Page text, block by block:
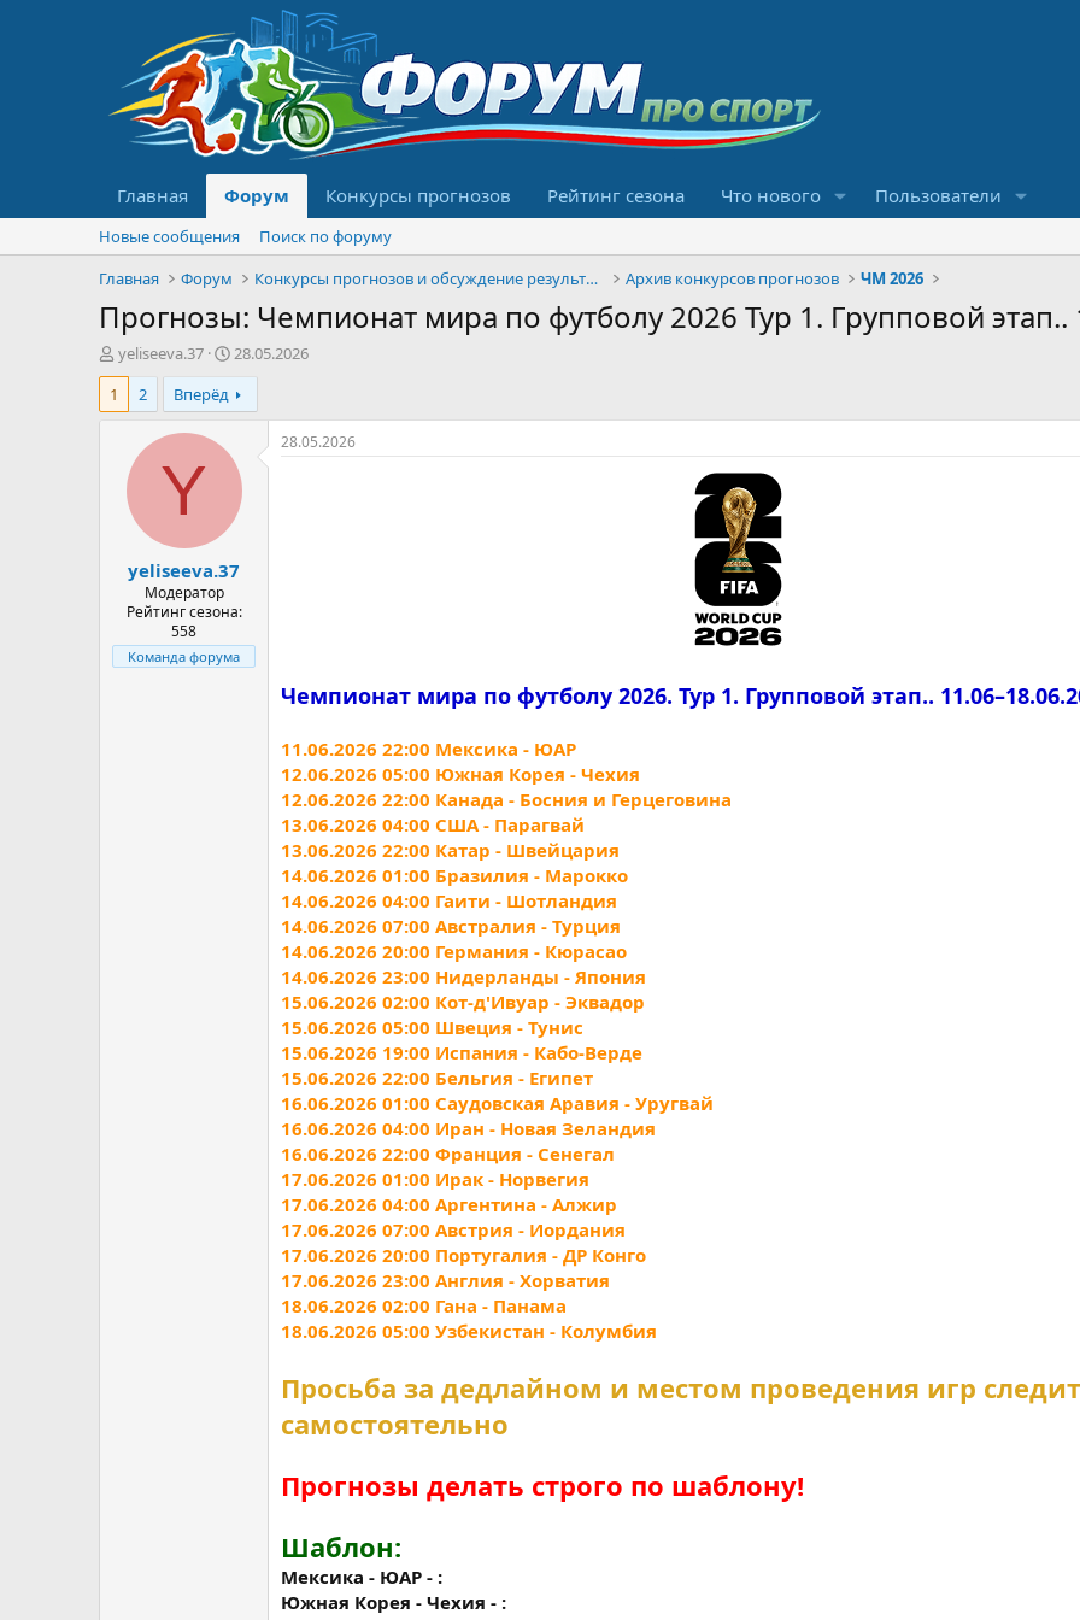
Главная Форум Конкурсы прогнозов Рейтинг сезона Что нового Пользователи
Новые сообщения
Поиск по форуму
Главная
Форум Конкурсы прогнозов и обсуждение результатов Архив конкурсов прогнозов ЧМ 2026
Прогнозы: Чемпионат мира по футболу 2026 Тур 1. Групповой этап..
А
в
о
м
yeliseeva.37
Д
а
т
а
а
ч
а
л
28.05.2026
1
2 Вперёд
Y
yeliseeva.37
Модератор
Рейтинг сезона:
558
Команда форума
28.05.2026
Чемпионат мира по футболу 2026. Тур 1. Групповой этап..
11.06.2026 22:00 Мексика - ЮАР
12.06.2026 05:00 Южная Корея - Чехия
12.06.2026 22:00 Канада - Босния и Герцеговина
13.06.2026 04:00 США - Парагвай
13.06.2026 22:00 Катар - Швейцария
14.06.2026 01:00 Бразилия - Марокко
14.06.2026 04:00 Гаити - Шотландия
14.06.2026 07:00 Австралия - Турция
14.06.2026 20:00 Германия - Кюрасао
14.06.2026 23:00 Нидерланды - Япония
15.06.2026 02:00 Кот-д'Ивуар - Эквадор
15.06.2026 05:00 Швеция - Тунис
15.06.2026 19:00 Испания - Кабо-Верде
15.06.2026 22:00 Бельгия - Египет
16.06.2026 01:00 Саудовская Аравия - Уругвай
16.06.2026 04:00 Иран - Новая Зеландия
16.06.2026 22:00 Франция - Сенегал
17.06.2026 01:00 Ирак - Норвегия
17.06.2026 04:00 Аргентина - Алжир
17.06.2026 07:00 Австрия - Иордания
17.06.2026 20:00 Португалия - ДР Конго
17.06.2026 23:00 Англия - Хорватия
18.06.2026 02:00 Гана - Панама
18.06.2026 05:00 Узбекистан - Колумбия
Просьба за дедлайном и местом проведения игр
самостоятельно
Прогнозы делать строго по шаблону!
Шаблон:
Мексика - ЮАР - :
Южная Корея - Чехия - :